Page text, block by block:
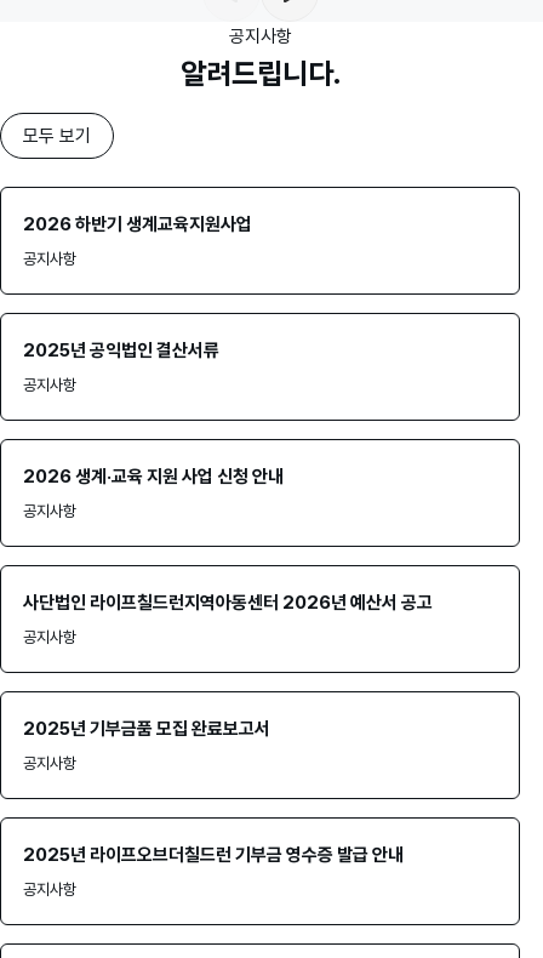
공지사항
알려드립니다.
모두 보기
2026 하반기 생계교육지원사업
공지사항
2025년 공익법인 결산서류
공지사항
2026 생계·교육 지원 사업 신청 안내
공지사항
사단법인 라이프칠드런지역아동센터 2026년 예산서 공고
공지사항
2025년 기부금품 모집 완료보고서
공지사항
2025년 라이프오브더칠드런 기부금 영수증 발급 안내
공지사항